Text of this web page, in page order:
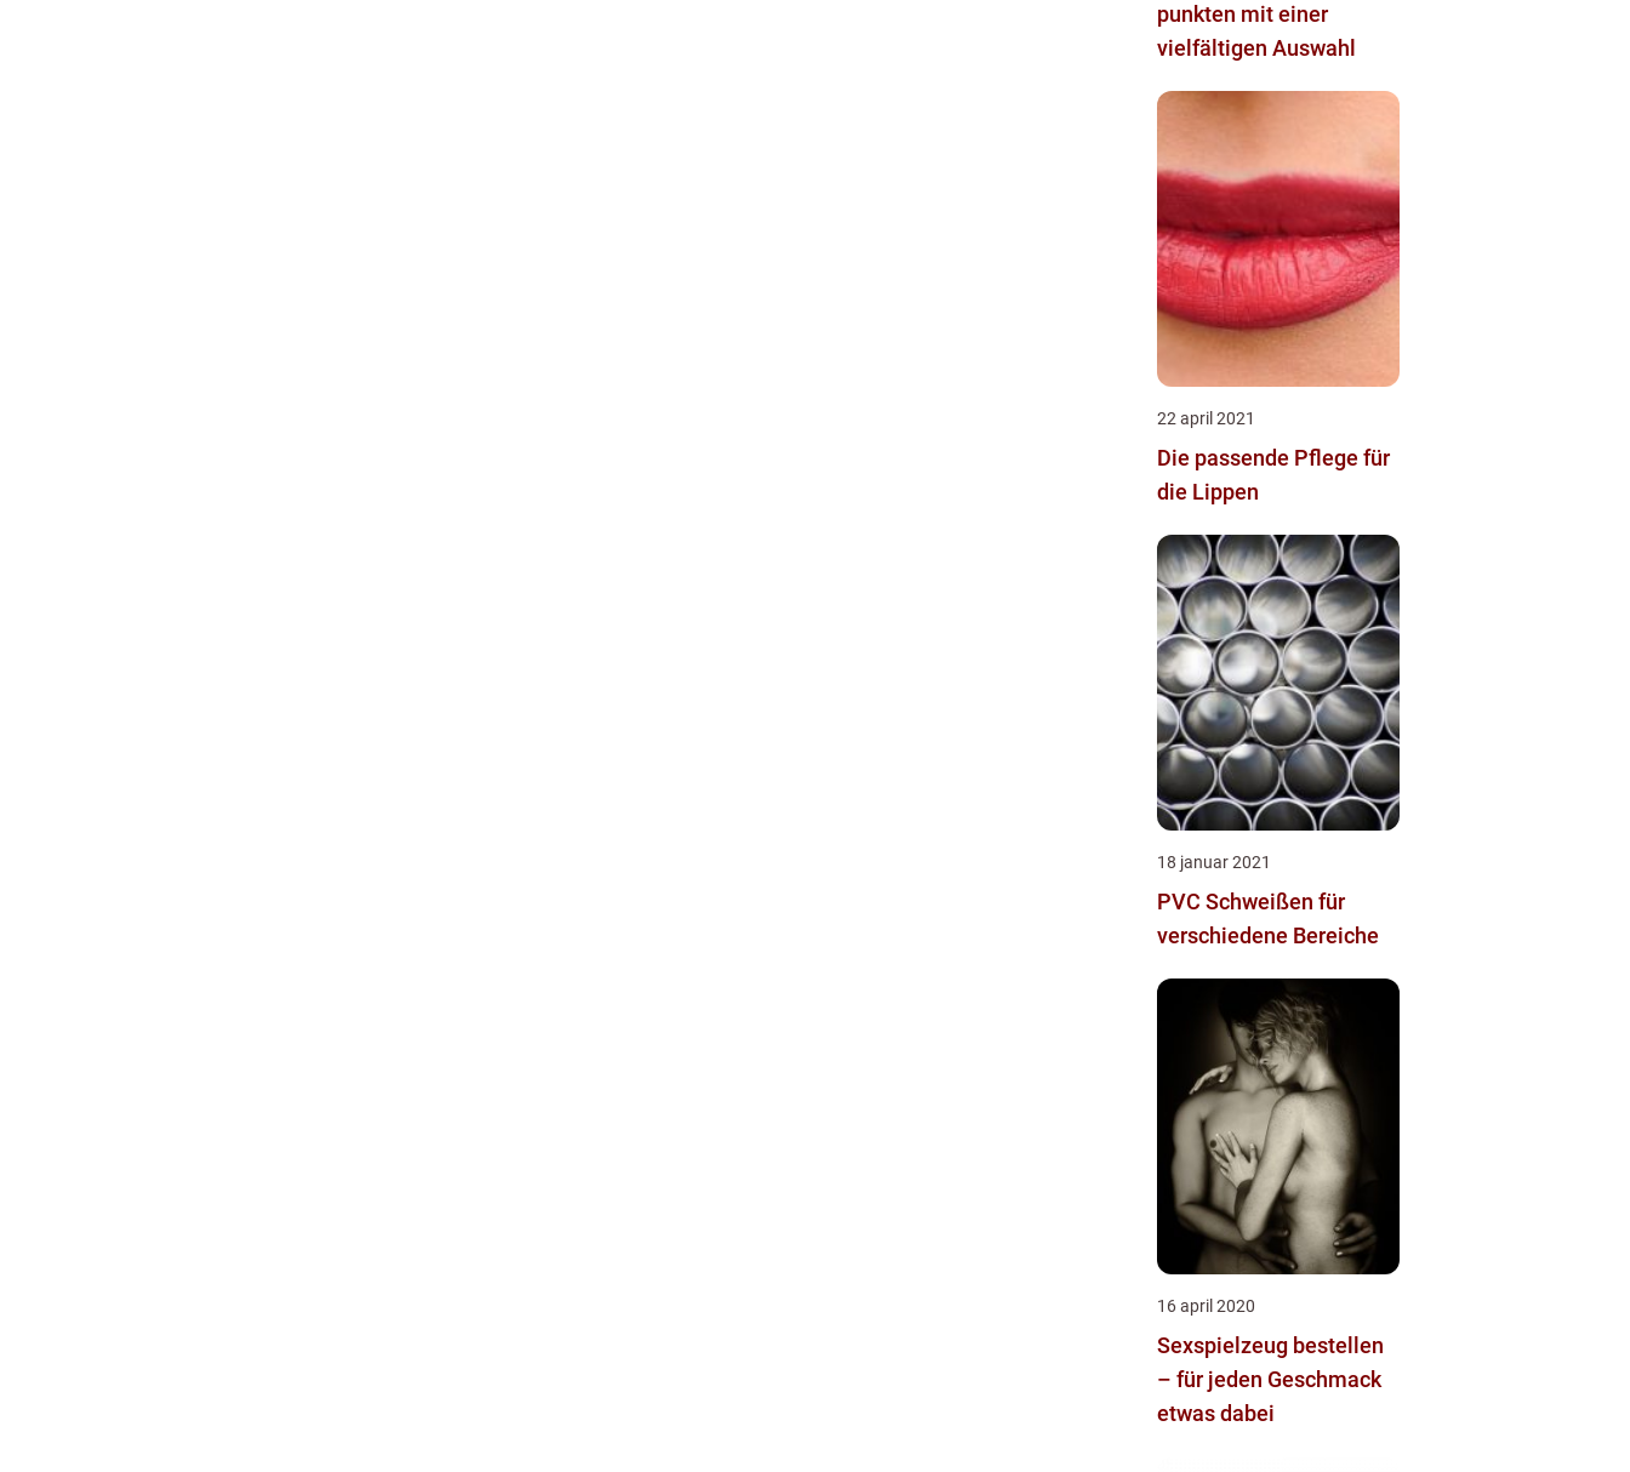
punkten mit einer
vielfältigen Auswahl
22 april 2021
Die passende Pflege für
die Lippen
18 januar 2021
PVC Schweißen für
verschiedene Bereiche
16 april 2020
Sexspielzeug bestellen
– für jeden Geschmack
etwas dabei